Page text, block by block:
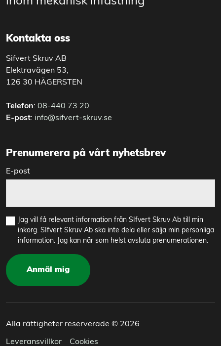
Kontakta oss
Sifvert Skruv AB
Elektravägen 53,
126 30 HÄGERSTEN
Telefon: 08-440 73 20
E-post: info@sifvert-skruv.se
Prenumerera på vårt nyhetsbrev
E-post
Jag vill få relevant information från SIfvert Skruv Ab till min
inkorg. SIfvert Skruv Ab ska inte dela eller sälja min personliga
information. Jag kan när som helst avsluta prenumerationen.
Anmäl mig
Alla rättigheter reserverade © 2026
Leveransvillkor Cookies